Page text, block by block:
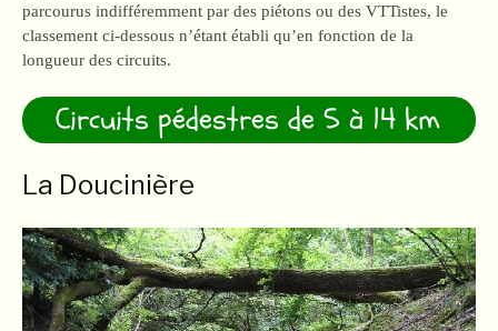
parcourus indifféremment par des piétons ou des VTTistes, le
classement ci-dessous n’étant établi qu’en fonction de la
longueur des circuits.
Circuits pédestres de 5 à 14 km
La Doucinière